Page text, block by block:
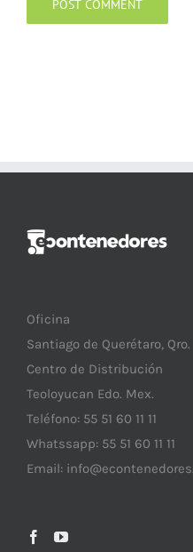
Oficina
Santiago de Querétaro, Qro.
Centro de Distribución
Teoloyucan Edo. Mex.
Teléfono: 55 51 60 11 11
Whatssapp: 55 51 60 11 11
Email: